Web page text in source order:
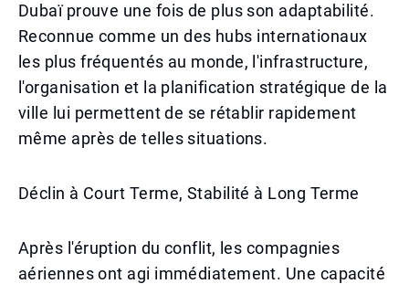
Dubaï prouve une fois de plus son adaptabilité.
Reconnue comme un des hubs internationaux
les plus fréquentés au monde, l'infrastructure,
l'organisation et la planification stratégique de la
ville lui permettent de se rétablir rapidement
même après de telles situations.
Déclin à Court Terme, Stabilité à Long Terme
Après l'éruption du conflit, les compagnies
aériennes ont agi immédiatement. Une capacité